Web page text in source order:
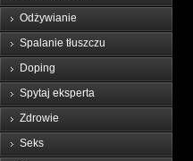
Odżywianie
Spalanie tłuszczu
Doping
Spytaj eksperta
Zdrowie
Seks